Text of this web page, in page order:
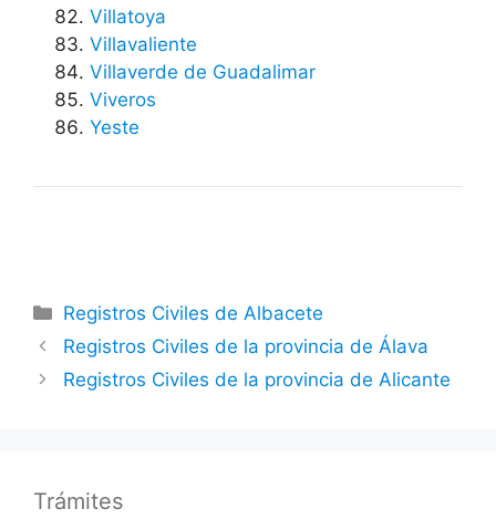
Villatoya
Villavaliente
Villaverde de Guadalimar
Viveros
Yeste
Categorías
Registros Civiles de Albacete
Registros Civiles de la provincia de Álava
Registros Civiles de la provincia de Alicante
Trámites